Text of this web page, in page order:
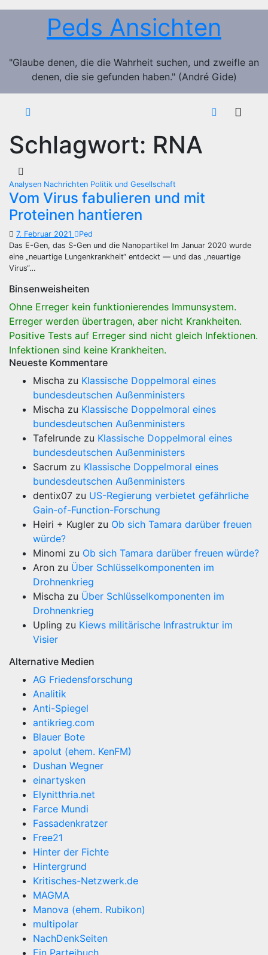
Zum
Peds Ansichten
"Glaube denen, die die Wahrheit suchen, und zweifle an
denen, die sie gefunden haben." (André Gide)
Schlagwort: RNA
Analysen Nachrichten Politik und Gesellschaft
Vom Virus fabulieren und mit
Proteinen hantieren
7. Februar 2021
Ped
Das E-Gen, das S-Gen und die Nanopartikel Im Januar 2020 wurde
eine „neuartige Lungenkrankheit“ entdeckt — und das „neuartige
Virus“…
Binsenweisheiten
Ohne Erreger kein funktionierendes Immunsystem.
Erreger werden übertragen, aber nicht Krankheiten.
Positive Tests auf Erreger sind nicht gleich Infektionen.
Infektionen sind keine Krankheiten.
Neueste Kommentare
Mischa zu Klassische Doppelmoral eines
bundesdeutschen Außenministers
Mischa zu Klassische Doppelmoral eines
bundesdeutschen Außenministers
Tafelrunde zu Klassische Doppelmoral eines
bundesdeutschen Außenministers
Sacrum zu Klassische Doppelmoral eines
bundesdeutschen Außenministers
dentix07 zu US-Regierung verbietet gefährliche
Gain-of-Function-Forschung
Heiri + Kugler zu Ob sich Tamara darüber freuen
würde?
Minomi zu Ob sich Tamara darüber freuen würde?
Aron zu Über Schlüsselkomponenten im
Drohnenkrieg
Mischa zu Über Schlüsselkomponenten im
Drohnenkrieg
Upling zu Kiews militärische Infrastruktur im
Visier
Alternative Medien
AG Friedensforschung
Analitik
Anti-Spiegel
antikrieg.com
Blauer Bote
apolut (ehem. KenFM)
Dushan Wegner
einartysken
Elynitthria.net
Farce Mundi
Fassadenkratzer
Free21
Hinter der Fichte
Hintergrund
Kritisches-Netzwerk.de
MAGMA
Manova (ehem. Rubikon)
multipolar
NachDenkSeiten
Ein Parteibuch